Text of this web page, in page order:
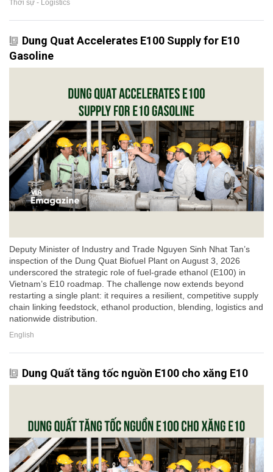
Thời sự - Logistics
Dung Quat Accelerates E100 Supply for E10
Gasoline
Deputy Minister of Industry and Trade Nguyen Sinh Nhat Tan’s
inspection of the Dung Quat Biofuel Plant on August 3, 2026
underscored the strategic role of fuel-grade ethanol (E100) in
Vietnam’s E10 roadmap. The challenge now extends beyond
restarting a single plant: it requires a resilient, competitive supply
chain linking feedstock, ethanol production, blending, logistics and
nationwide distribution.
English
Dung Quất tăng tốc nguồn E100 cho xăng E10